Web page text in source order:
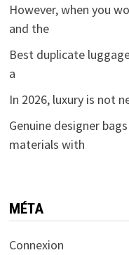
However, when you
and the
Best duplicate
a
In 2026, luxury is not
Genuine designer
materials with
MÉTA
Connexion